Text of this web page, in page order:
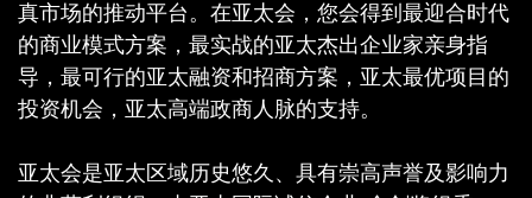
真市场的推动平台。在亚太会，您会得到最迎合时代
的商业模式方案，最实战的亚太杰出企业家亲身指
导，最可行的亚太融资和招商方案，亚太最优项目的
投资机会，亚太高端政商人脉的支持。
亚太会是亚太区域历史悠久、具有崇高声誉及影响力